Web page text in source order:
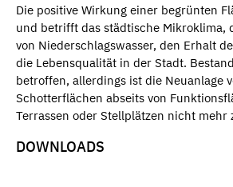
Die positive Wirkung einer begrünten
und betrifft das städtische Mikroklima,
von Niederschlagswasser, den Erhalt
die Lebensqualität in der Stadt.
betroffen, allerdings ist die Neuanlage
Schotterflächen abseits von
Terrassen oder Stellplätzen nicht mehr
DOWNLOADS